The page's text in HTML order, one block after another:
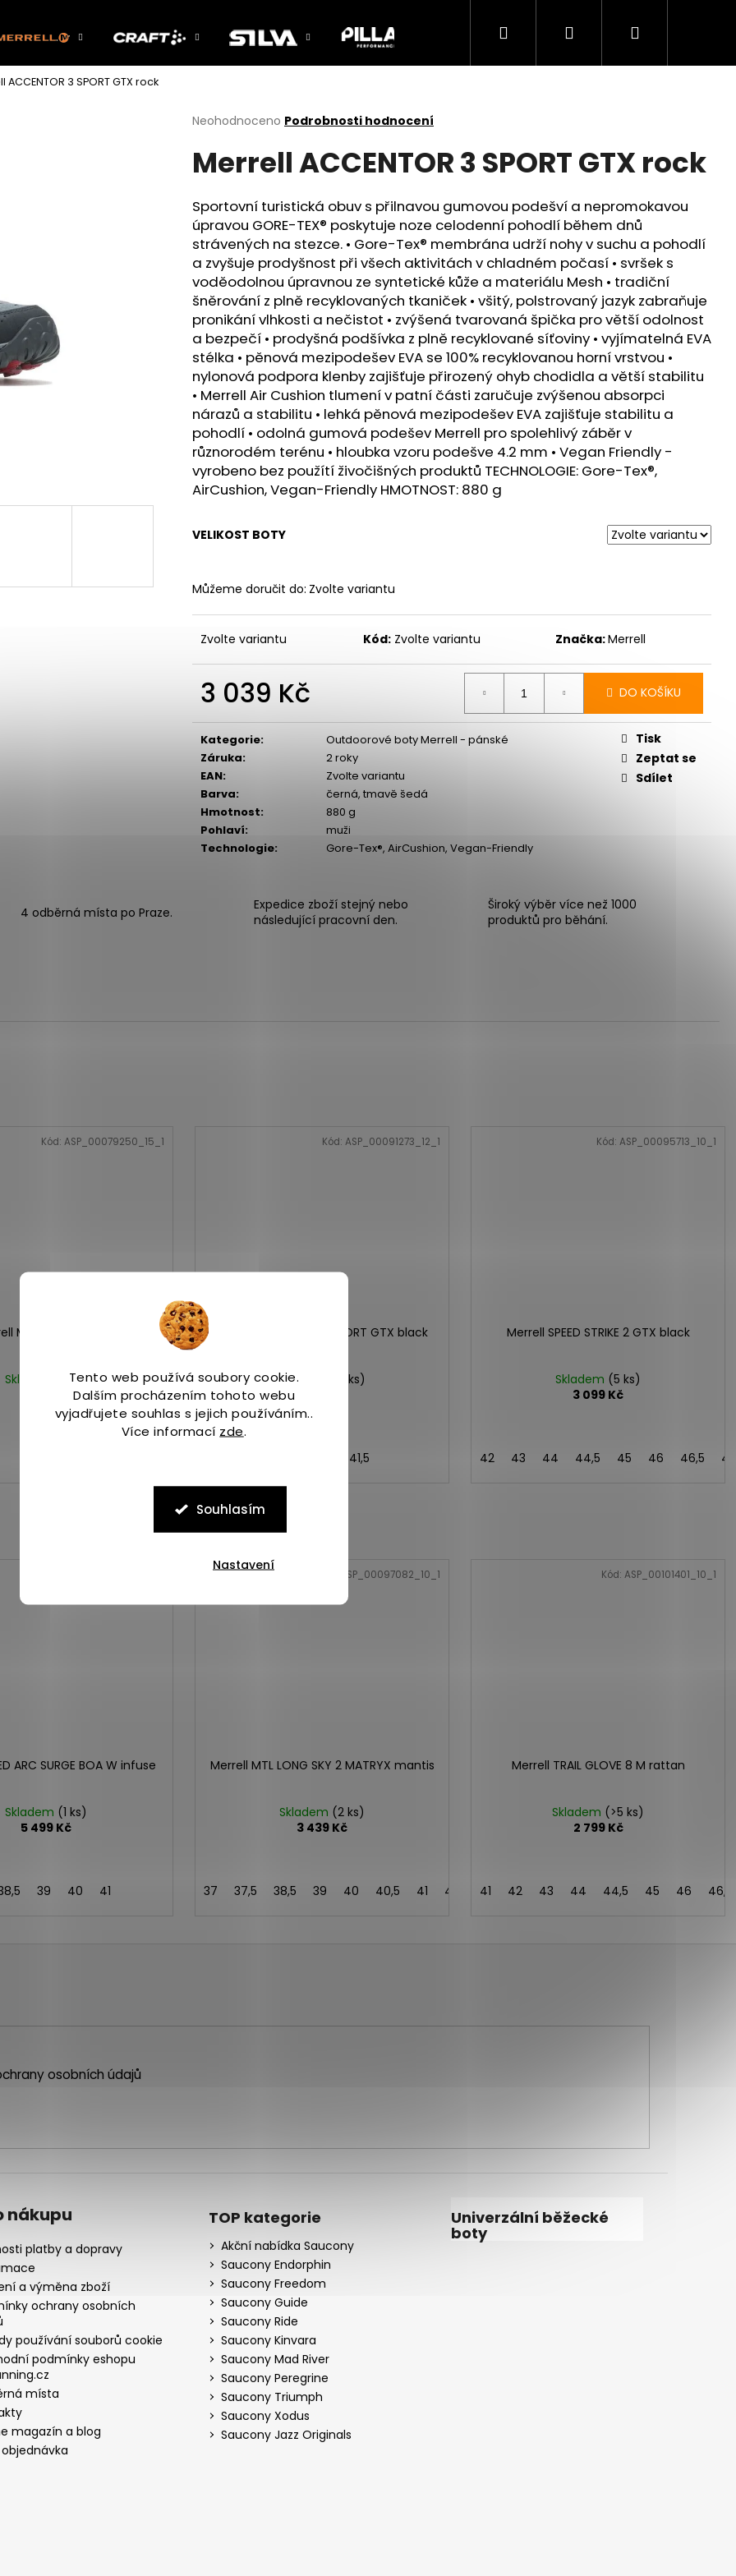
Tento web používá soubory cookie.
Dalším procházením tohoto webu
vyjadřujete souhlas s jejich používáním..
Více informací zde.
Souhlasím
Nastavení
Hledat PřihlášeníNákupní
ACCENTOR 3 SPORT GTX rock
Průměrné
produktu
je
z
5
hvězdiček.
Neohodnoceno Podrobnosti hodnocení
Merrell ACCENTOR 3 SPORT GTX rock
Sportovní turistická obuv s přilnavou gumovou podešví a nepromokavou
úpravou GORE-TEX® poskytuje noze celodenní pohodlí během dnů
strávených na stezce. • Gore-Tex® membrána udrží nohy v suchu a pohodlí
a zvyšuje prodyšnost při všech aktivitách v chladném počasí • svršek s
voděodolnou úpravnou ze syntetické kůže a materiálu Mesh • tradiční
šněrování z plně recyklovaných tkaniček • všitý, polstrovaný jazyk zabraňuje
pronikání vlhkosti a nečistot • zvýšená tvarovaná špička pro větší odolnost
a bezpečí • prodyšná podšívka z plně recyklované síťoviny • vyjímatelná EVA
stélka • pěnová mezipodešev EVA se 100% recyklovanou horní vrstvou •
nylonová podpora klenby zajišťuje přirozený ohyb chodidla a větší stabilitu
• Merrell Air Cushion tlumení v patní části zaručuje zvýšenou absorpci
nárazů a stabilitu • lehká pěnová mezipodešev EVA zajišťuje stabilitu a
pohodlí • odolná gumová podešev Merrell pro spolehlivý záběr v
různorodém terénu • hloubka vzoru podešve 4.2 mm • Vegan Friendly -
vyrobeno bez použítí živočišných produktů TECHNOLOGIE: Gore-Tex®,
AirCushion, Vegan-Friendly HMOTNOST: 880 g
VELIKOST BOTY
Můžeme doručit do: Zvolte variantu
Zvolte variantu Kód: Zvolte variantu Značka:Merrell
3 039 Kč DO KOŠÍKU
Kategorie:
Outdoorové boty Merrell - pánské
Záruka:
2 roky
EAN:
Zvolte variantu
Barva:
černá, tmavě šedá
Hmotnost:
880 g
Pohlaví:
muži
Technologie: Gore-Tex®, AirCushion, Vegan-Friendly
Tisk
Zeptat se
Sdílet
4 odběrná místa po Praze.
Expedice zboží stejný nebo
následující pracovní den.
Široký výběr více než 1000
produktů pro běhání.
MOAB 3 GTX olive
Skladem
(1 ks)
Kód: ASP_00079250_15_1
Merrell CLAYPOOL 2 SPORT GTX black
Skladem
(4 ks)
41,5
Kód: ASP_00091273_12_1
Merrell SPEED STRIKE 2 GTX black
Skladem (5 ks)
3 099 Kč
42 43 44 44,5 45 46 46,5
Kód: ASP_00095713_10_1
ARC SURGE BOA W infuse
Skladem (1 ks)
5 499 Kč
39 40 41
NOVINKA
Merrell MTL LONG SKY 2 MATRYX mantis
Skladem (2 ks)
3 439 Kč
37 37,5 38,5 39 40 40,5 41 42
ASP_00097082_10_1
Merrell TRAIL GLOVE 8 M rattan
Skladem (>5 ks)
2 799 Kč
41 42 43 44 44,5 45 46 46,5
Kód: ASP_00101401_10_1
Co potřebujete najít?
HLEDAT
Následující
CRAFT PACER 2 - ORANŽOVÁ
BOTY CRAFT KYPE PRO - ZELENÁ
7 990 Kč
osobních údajů
nákupu
platby a dopravy
a výměna zboží
ochrany osobních
používání souborů cookie
podmínky eshopu
místa
magazín a blog
TOP kategorie
Akční nabídka Saucony
Saucony Endorphin
Saucony Freedom
Saucony Guide
Saucony Ride
Saucony Kinvara
Saucony Mad River
Saucony Peregrine
Saucony Triumph
Saucony Xodus
Saucony Jazz Originals
Univerzální běžecké
boty